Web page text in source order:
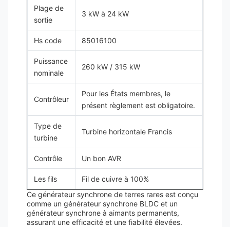
Plage de
sortie
3 kW à 24 kW
Hs code 85016100
Puissance
nominale
260 kW / 315 kW
Contrôleur
Pour les États membres, le
présent règlement est obligatoire.
Type de
turbine
Turbine horizontale Francis
Contrôle Un bon AVR
Les fils
Fil de cuivre à 100%
Ce générateur synchrone de terres rares est conçu
comme un générateur synchrone BLDC et un
générateur synchrone à aimants permanents,
assurant une efficacité et une fiabilité élevées.